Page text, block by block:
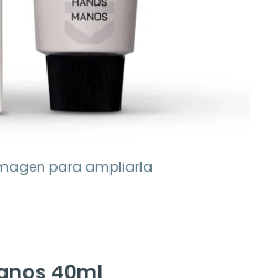
para ampliarla
40ml